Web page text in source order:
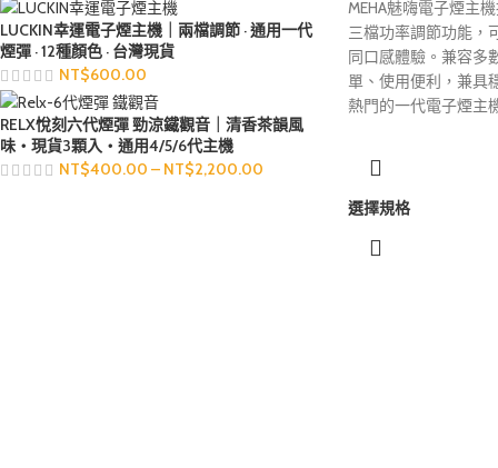
LUCKIN幸運電子煙主機｜兩檔調節 · 通用一代
煙彈 · 12種顏色 · 台灣現貨
NT$600.00
RELX悅刻六代煙彈 勁涼鐵觀音｜清香茶韻風
味・現貨3顆入・通用4/5/6代主機
NT$400.00 – NT$2,200.00
MEHA魅嗨電子煙主
三檔功率調節功能，
同口感體驗。兼容多
單、使用便利，兼具
熱門的一代電子煙主
選擇規格